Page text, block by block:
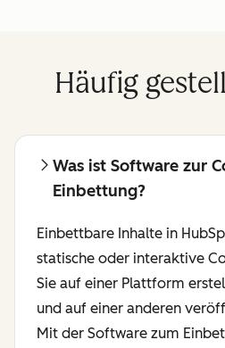
Häufig
Was ist Software zur
Einbettung?
Einbettbare Inhalte in
statische oder interaktive
Sie auf einer Plattform
und auf einer anderen
Mit der Software zum